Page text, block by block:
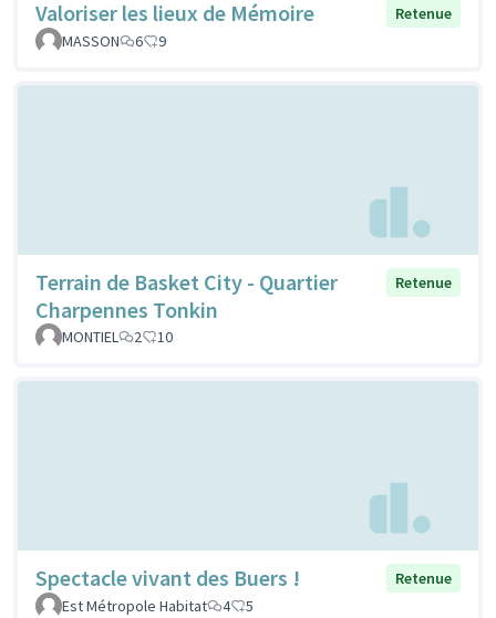
Valoriser les lieux de Mémoire
Retenue
MASSON
6 9
Terrain de Basket City - Quartier
Charpennes Tonkin
Retenue
MONTIEL 2 10
Spectacle vivant des Buers !
Retenue
Est Métropole Habitat
4 5